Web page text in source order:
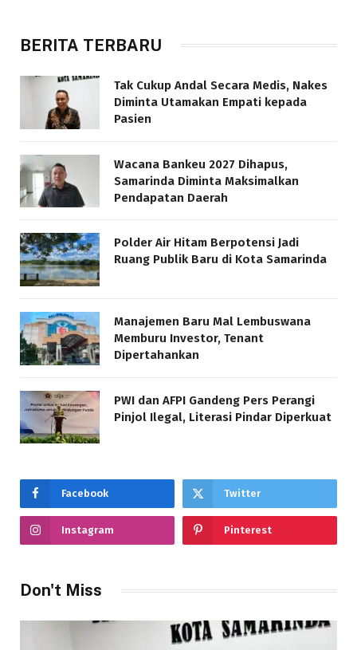
BERITA TERBARU
Tak Cukup Andal Secara Medis, Nakes
Diminta Utamakan Empati kepada
Pasien
Wacana Bankeu 2027 Dihapus,
Samarinda Diminta Maksimalkan
Pendapatan Daerah
Polder Air Hitam Berpotensi Jadi
Ruang Publik Baru di Kota Samarinda
Manajemen Baru Mal Lembuswana
Memburu Investor, Tenant
Dipertahankan
PWI dan AFPI Gandeng Pers Perangi
Pinjol Ilegal, Literasi Pindar Diperkuat
Facebook Twitter
Instagram Pinterest
Don't Miss